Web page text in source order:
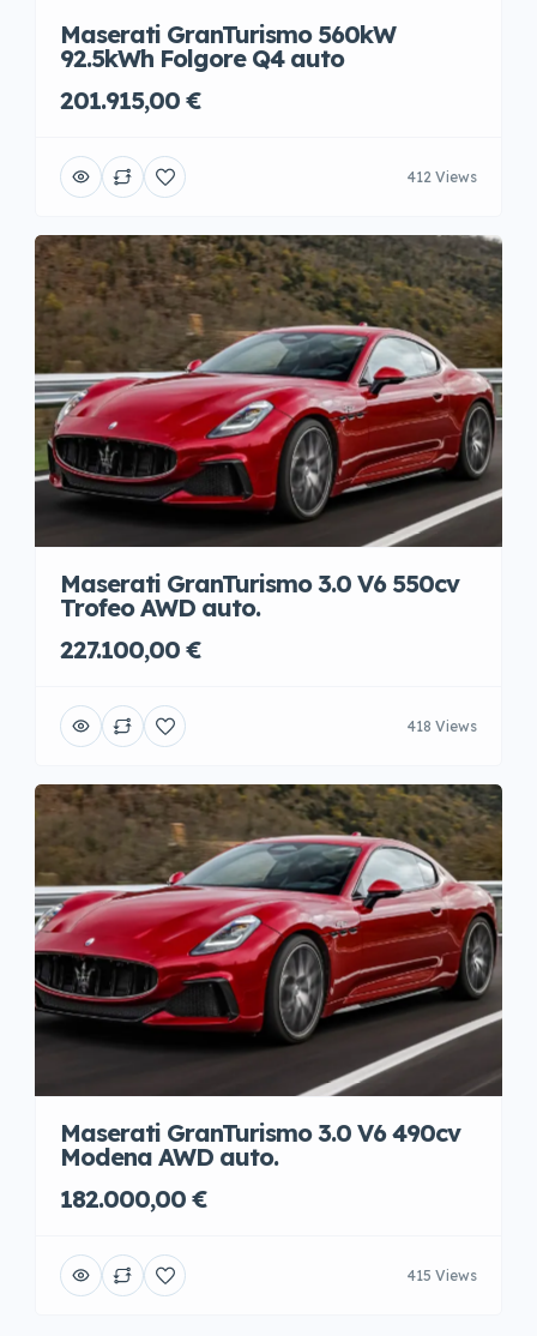
Maserati GranTurismo 560kW
92.5kWh Folgore Q4 auto
201.915,00 €
412 Views
Maserati GranTurismo 3.0 V6 550cv
Trofeo AWD auto.
227.100,00 €
418 Views
Maserati GranTurismo 3.0 V6 490cv
Modena AWD auto.
182.000,00 €
415 Views